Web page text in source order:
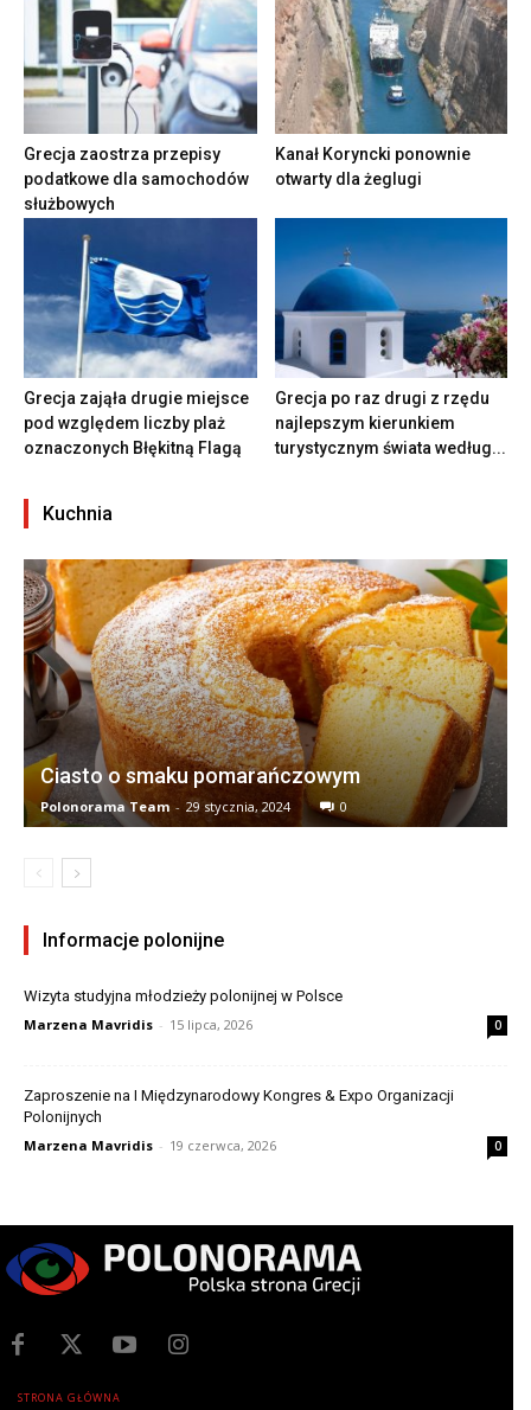
Grecja zaostrza przepisy
podatkowe dla samochodów
służbowych
Kanał Koryncki ponownie
otwarty dla żeglugi
Grecja zająła drugie miejsce
pod względem liczby plaż
oznaczonych Błękitną Flagą
Grecja po raz drugi z rzędu
najlepszym kierunkiem
turystycznym świata według...
Kuchnia
Ciasto o smaku pomarańczowym
Polonorama Team - 29 stycznia, 2024 0
Informacje polonijne
Wizyta studyjna młodzieży polonijnej w Polsce
Marzena Mavridis - 15 lipca, 2026 0
Zaproszenie na I Międzynarodowy Kongres & Expo Organizacji
Polonijnych
Marzena Mavridis - 19 czerwca, 2026 0
STRONA GŁÓWNA